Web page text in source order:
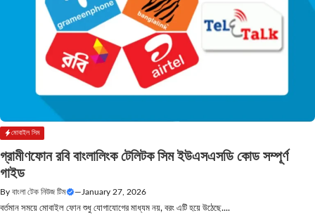
মোবাইল সিম
গ্রামীণফোন রবি বাংলালিংক টেলিটক সিম ইউএসএসডি কোড সম্পূর্ণ
গাইড
By বাংলা টেক নিউজ টিম —January 27, 2026
বর্তমান সময়ে মোবাইল ফোন শুধু যোগাযোগের মাধ্যম নয়, বরং এটি হয়ে উঠেছে....